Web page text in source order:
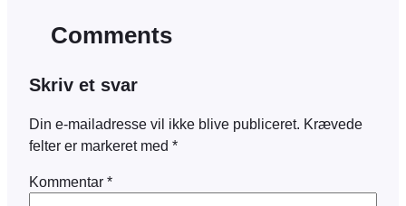
Comments
Skriv et svar
Din e-mailadresse vil ikke blive publiceret. Krævede
felter er markeret med *
Kommentar *